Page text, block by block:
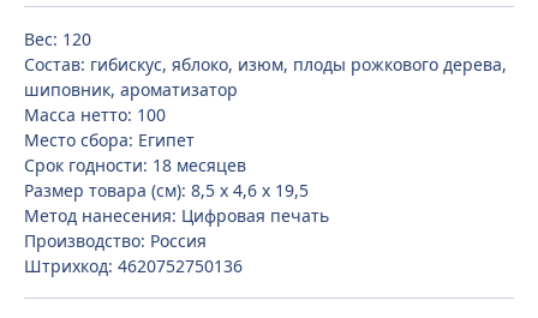
Вес: 120
Состав: гибискус, яблоко, изюм, плоды рожкового дерева,
шиповник, ароматизатор
Масса нетто: 100
Место сбора: Египет
Срок годности: 18 месяцев
Размер товара (см): 8,5 х 4,6 х 19,5
Метод нанесения: Цифровая печать
Производство: Россия
Штрихкод: 4620752750136